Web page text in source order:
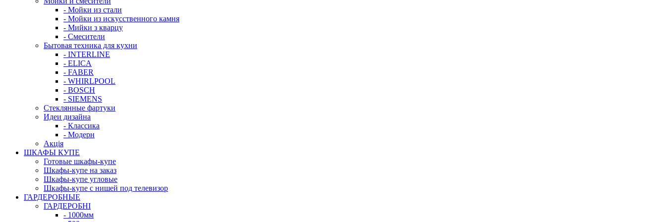
- Мойки из стали
- Мойки из искусственного камня
- Мийки з кварцу
- Смесители
Бытовая техника для кухни
- INTERLINE
- ELICA
- FABER
- WHIRLPOOL
- BOSCH
- SIEMENS
Стеклянные фартуки
Идеи дизайна
- Класcика
- Модерн
Акція
ШКАФЫ КУПЕ
Готовые шкафы-купе
Шкафы-купе на заказ
Шкафы-купе угловые
Шкафы-купе с нишей под телевизор
ГАРДЕРОБНЫЕ
ГАРДЕРОБНІ
- 1000мм